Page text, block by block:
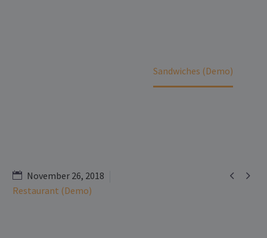
Sandwiches (Demo)
 
November 26, 2018
Restaurant (Demo)